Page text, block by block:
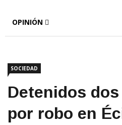
OPINIÓN
SOCIEDAD
Detenidos
por robo en